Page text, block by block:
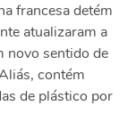
francesa detém
atualizaram a
novo sentido de
contém
de plástico por